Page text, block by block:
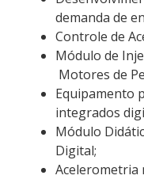
demanda de
Controle de
Módulo de
Motores de
Equipamento
integrados
Módulo
Digital;
Acelerometria